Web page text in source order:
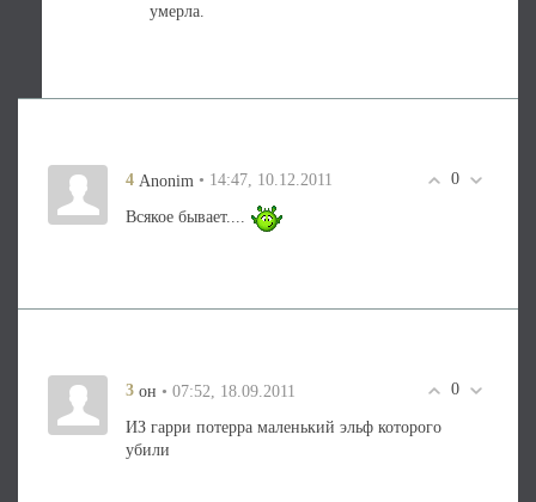
умерла.
0
4 Anonim • 14:47, 10.12.2011
Всякое бывает....
0
3 он • 07:52, 18.09.2011
ИЗ гарри потерра маленький эльф которого
убили